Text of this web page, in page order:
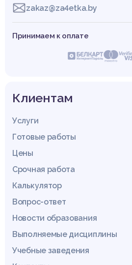
zakaz@za4etka.by
Принимаем к оплате
Клиентам
Услуги
Готовые работы
Цены
Срочная работа
Калькулятор
Вопрос-ответ
Новости образования
Выполняемые дисциплины
Учебные заведения